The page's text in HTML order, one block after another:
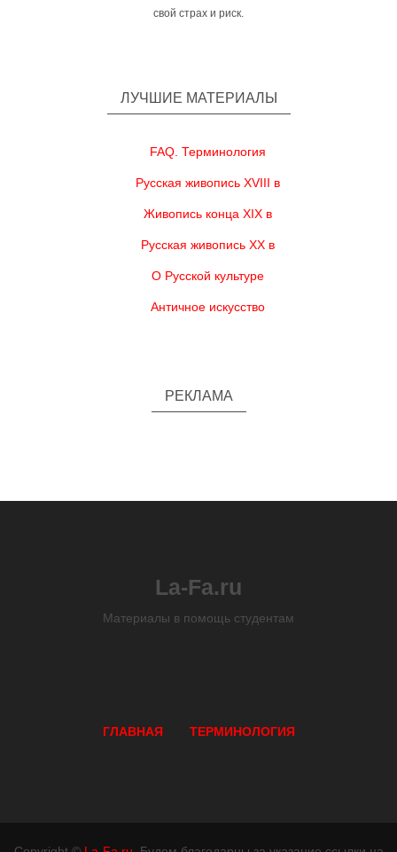
свой страх и риск.
ЛУЧШИЕ МАТЕРИАЛЫ
FAQ. Терминология
Русская живопись XVIII в
Живопись конца XIX в
Русская живопись XX в
О Русской культуре
Античное искусство
РЕКЛАМА
La-Fa.ru
Материалы в помощь студентам
ГЛАВНАЯ ТЕРМИНОЛОГИЯ